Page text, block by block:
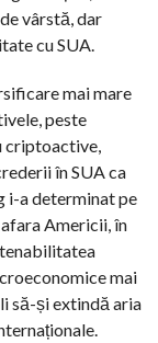
vârstă, dar
cu SUA.
mai mare
peste
criptoactive,
în SUA ca
i-a determinat pe
Americii, în
mai
să-și extindă aria